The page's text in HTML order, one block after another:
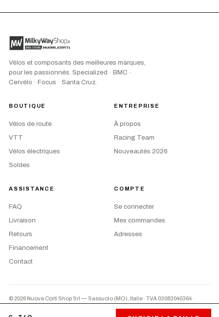
Vélos et composants des meilleures marques,
pour les passionnés. Specialized · BMC ·
Cervélo · Focus · Santa Cruz.
BOUTIQUE
Vélos de route
VTT
Vélos électriques
Soldes
ENTREPRISE
À propos
Racing Team
Nouveautés 2026
ASSISTANCE
FAQ
Livraison
Retours
Financement
Contact
COMPTE
Se connecter
Mes commandes
Adresses
© 2026 Nuova Corti Shop Srl — Sassuolo (MO), Italie · TVA 03083040364 ·
PayPal Virement